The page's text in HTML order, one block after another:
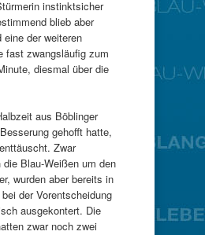
instinktsicher
blieb aber
eine der weiteren
fast zwangsläufig zum
diesmal über die
aus Böblinger
gehofft hatte,
Zwar
Blau-Weißen um den
wurden aber bereits in
der Vorentscheidung
ausgekontert. Die
zwar noch zwei